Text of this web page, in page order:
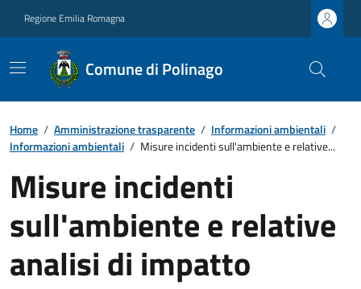
Regione Emilia Romagna
Comune di Polinago
Home / Amministrazione trasparente / Informazioni ambientali /
Informazioni ambientali / Misure incidenti sull'ambiente e relative...
Misure incidenti
sull'ambiente e relative
analisi di impatto